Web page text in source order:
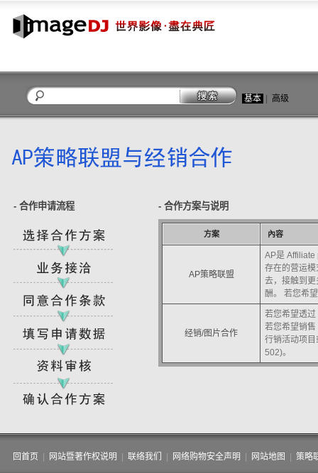
基本 高级
- 合作申请流程 - 合作方案与说明
方案 內容
AP策略联盟
AP是 Affiliate
存在的营运
去，接触到
酬。 若您希
经销/图片合作
若您希望透
若您希望销
行销活动项
502)。
回首页 网站暨著作权说明 联络我们 网络购物安全声明 网站地图 策略